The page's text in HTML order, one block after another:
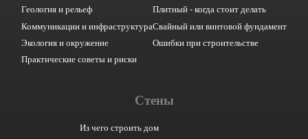
Геология и рельеф
Коммуникации и инфраструктура
Экология и окружение
Практические советы и риски
Плитный - когда стоит делать
Свайный или винтовой фундамент
Ошибки при строительстве
Стены
Из чего строить дом